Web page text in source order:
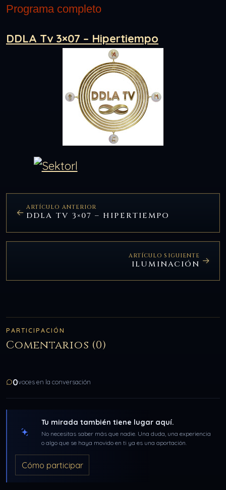
Programa completo
DDLA Tv 3×07 – Hipertiempo
ARTÍCULO ANTERIOR
DDLA TV 3×07 – HIPERTIEMPO
ARTÍCULO SIGUIENTE
ILUMINACIÓN
PARTICIPACIÓN
Comentarios (0)
0voces en la conversación
Tu mirada también tiene lugar aquí.
No necesitas saber más que nadie. Una duda, una experiencia
o algo que se haya movido en ti ya es una aportación.
Cómo participar